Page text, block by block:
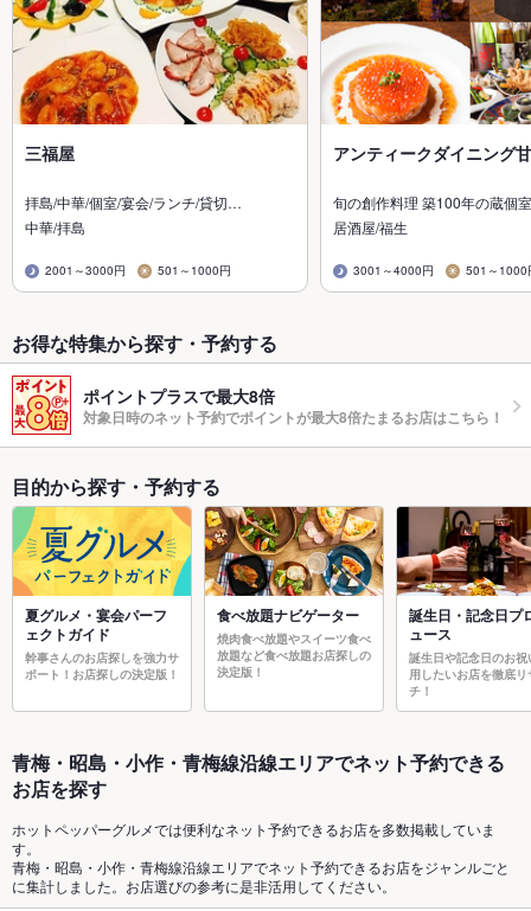
三福屋
拝島/中華/個室/宴会/ランチ/貸切…
中華/拝島
2001～3000円 501～1000円
アンティークダイニング
旬の創作料理 築100年の蔵個
居酒屋/福生
3001～4000円 501～1000
お得な特集から探す・予約する
ポイントプラスで最大8倍
対象日時のネット予約でポイントが最大8倍たまるお店はこちら！
目的から探す・予約する
夏グルメ・宴会パーフ
ェクトガイド
幹事さんのお店探しを強力サ
ポート！お店探しの決定版！
食べ放題ナビゲーター
焼肉食べ放題やスイーツ食べ
放題など食べ放題お店探しの
決定版！
誕生日・記念日プ
ュース
誕生日や記念日のお祝
用したいお店を徹底リ
チ！
青梅・昭島・小作・青梅線沿線エリアでネット予約できる
お店を探す
ホットペッパーグルメでは便利なネット予約できるお店を多数掲載していま
す。
青梅・昭島・小作・青梅線沿線エリアでネット予約できるお店をジャンルごと
に集計しました。お店選びの参考に是非活用してください。